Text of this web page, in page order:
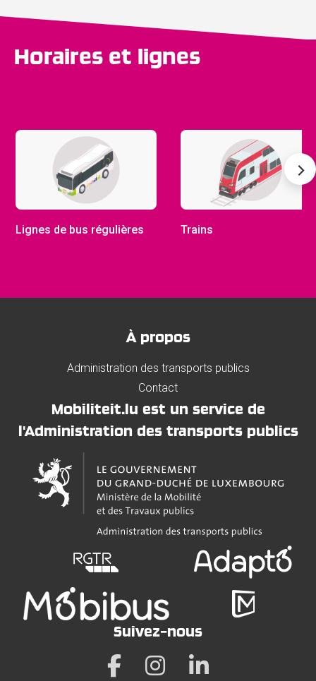
Horaires et lignes
Lignes de bus régulières Trains
À propos
Administration des transports publics
Contact
Mobiliteit.lu est un service de
l'Administration des transports publics
Suivez-nous